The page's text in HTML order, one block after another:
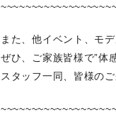
また、他イベント、モ
ぜひ、ご家族皆様で”体
スタッフ一同、皆様の